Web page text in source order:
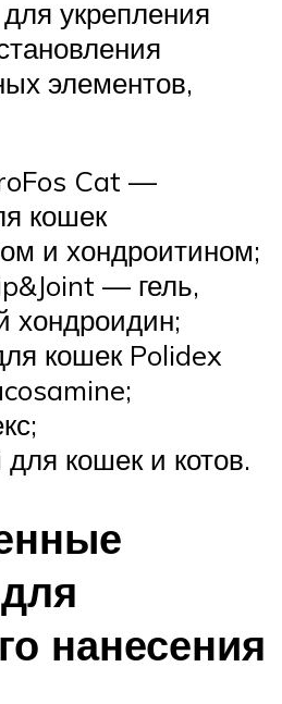
укрепления
элементов,
Cat —
кошек
и хондроитином;
— гель,
хондроидин;
кошек Polidex
кошек и котов.
нанесения